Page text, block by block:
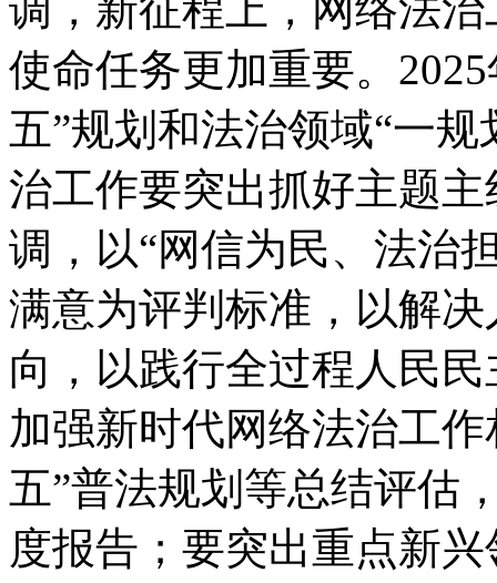
调，新征程上，网络法
使命任务更加重要。
五”规划和法治领域“一
治工作要突出抓好主题
调，以“网信为民、法治
满意为评判标准，以解
向，以践行全过程人民
加强新时代网络法治工
五”普法规划等总结评估
度报告；要突出重点新